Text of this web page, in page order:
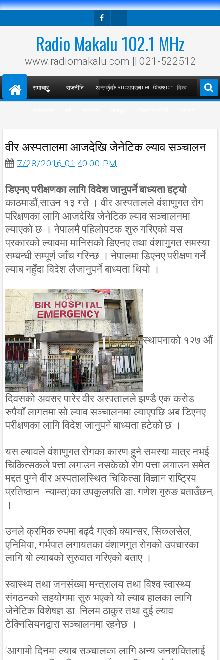
Radio Makalu 102.1 MHz
www.radiomakalu.com || 021-522512
समाचार राजनीति अन्तर्वार्ता अपराध विचार विश्व
वीर अस्पतालमा आजदेखि जेनेटिक ल्याव सञ्चालन
7/28/2016 01:40:00 PM
डिएनए परीक्षणका लागि विदेश जानुपर्ने बाध्यता हट्यो
काठमाडौं,साउन १३ गते । वीर अस्पतालले वंशाणुगत रोग
परिक्षणका लागि आजदेखि जेनेटिक ल्याव सञ्चालनमा
ल्याएको छ । नेपालमै पहिलोपटक शुरु गरिएको यस
प्रकारको ल्यावमा मानिसको डिएनए तथा वंशाणुगत समस्या
सम्बन्धी सम्पूर्ण जाँच गरिन्छ । नेपालमा डिएनए परीक्षण गर्ने
ल्याब नहुँदा विदेश लैजानुपर्ने बाध्यता थियो ।
स्थापनाको १२७ औं
दिवसको अवसर पारेर वीर अस्पतालले झण्डै एक करोड
रुपैयाँ लागतमा सो ल्याव सञ्चालनमा ल्याएपछि अब डिएनए
परीक्षणका लागि विदेश जानुपर्ने बाध्यता हटेको छ ।
यस ल्यावले वंशाणुगत रोगका कारण हुने समस्या मात्र नभई
चिकित्सकले पत्ता लगाउन नसकेको रोग पत्ता लगाउन समेत
मद्दत पुग्ने वीर अस्पतालस्थित चिकित्सा विज्ञान राष्ट्रिय
प्रतिष्ठान -न्याम्स)का उपकुलपति डा. गणेश गुरुङ बताउँछन्
।
उनले क्रमिक रुपमा बढ्दै गएको क्यान्सर, सिकलसेल,
एनिमिया, गर्भपात लगायतका वंशाणगुत रोगको उपचारका
लागि यो ल्याबको सुरुवात गरिएको बताए ।
स्वास्थ्य तथा जनसंख्या मन्त्रालय तथा विश्व स्वास्थ्य
संगठनको सहयोगमा सुरु भएको यो ल्याब हालका लागि
जेनेटिक विशेषज्ञ डा. निलम ठाकुर तथा दुई ल्याव
टेक्निसियनद्वारा सञ्चालनमा रहनेछ ।
‘आगामी दिनमा ल्याब सञ्चालका लागि अन्य जनशक्तिलाई